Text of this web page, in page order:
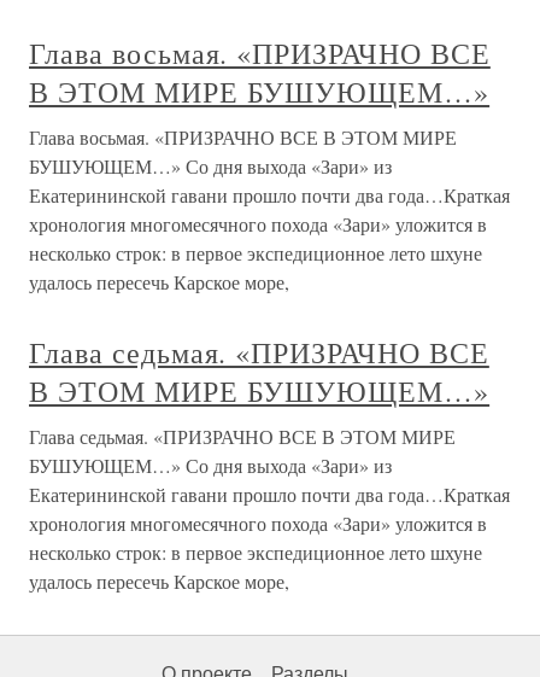
Глава восьмая. «ПРИЗРАЧНО ВСЕ
В ЭТОМ МИРЕ БУШУЮЩЕМ…»
Глава восьмая. «ПРИЗРАЧНО ВСЕ В ЭТОМ МИРЕ
БУШУЮЩЕМ…» Со дня выхода «Зари» из
Екатерининской гавани прошло почти два года…Краткая
хронология многомесячного похода «Зари» уложится в
несколько строк: в первое экспедиционное лето шхуне
удалось пересечь Карское море,
Глава седьмая. «ПРИЗРАЧНО ВСЕ
В ЭТОМ МИРЕ БУШУЮЩЕМ…»
Глава седьмая. «ПРИЗРАЧНО ВСЕ В ЭТОМ МИРЕ
БУШУЮЩЕМ…» Со дня выхода «Зари» из
Екатерининской гавани прошло почти два года…Краткая
хронология многомесячного похода «Зари» уложится в
несколько строк: в первое экспедиционное лето шхуне
удалось пересечь Карское море,